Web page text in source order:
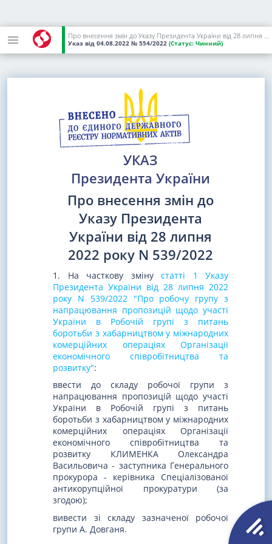
Про внесення змін до Указу Президента України від 28 липня 2022 року N 539/2022
Указ від 04.08.2022 № 554/2022 (Статус: Чинний)
УКАЗ
Президента України
Про внесення змін до
Указу Президента
України від 28 липня
2022 року N 539/2022
1. На часткову зміну статті 1 Указу
Президента України від 28 липня 2022
року N 539/2022 "Про робочу групу з
напрацювання пропозицій щодо участі
України в Робочій групі з питань
боротьби з хабарництвом у міжнародних
комерційних операціях Організації
економічного співробітництва та
розвитку":
ввести до складу робочої групи з
напрацювання пропозицій щодо участі
України в Робочій групі з питань
боротьби з хабарництвом у міжнародних
комерційних операціях Організації
економічного співробітництва та
розвитку КЛИМЕНКА Олександра
Васильовича - заступника Генерального
прокурора - керівника Спеціалізованої
антикорупційної прокуратури (за
згодою);
вивести зі складу зазначеної робочої
групи А. Довганя.